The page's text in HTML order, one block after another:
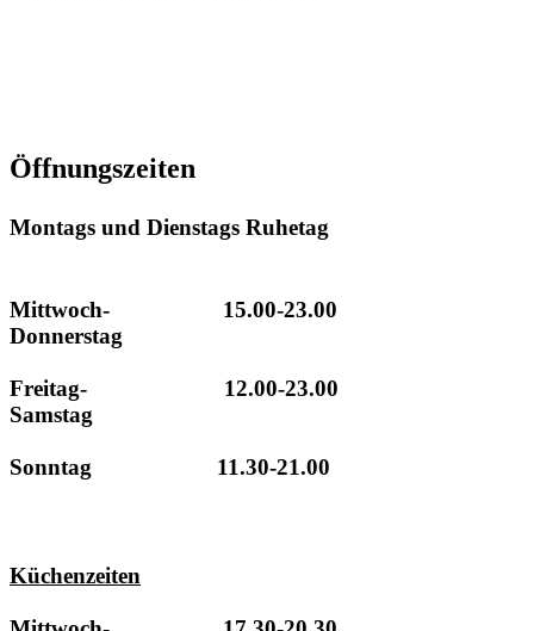
Öffnungszeiten
Montags und Dienstags Ruhetag
Mittwoch- 15.00-23.00
Donnerstag
Freitag- 12.00-23.00
Samstag
Sonntag 11.30-21.00
Küchenzeiten